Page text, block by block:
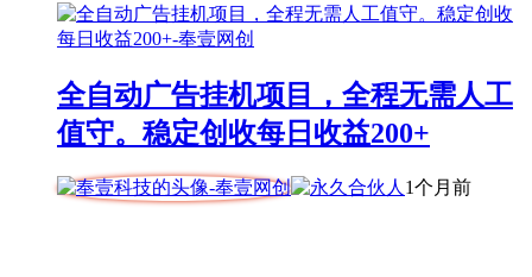
全自动广告挂机项目，全程无需人工
值守。稳定创收每日收益200+
1个月前